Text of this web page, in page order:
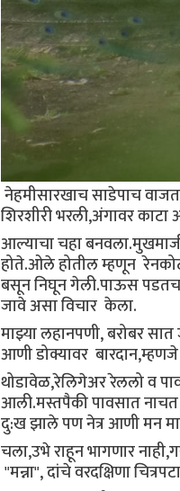
नेहमीसारखाच साडेपाच
शिरशीरी भरली,अंगावर काटा
आल्याचा चहा
होते.ओले होतील म्हणून
बसून निघून गेली.पाऊस पडतच
जावे असा विचार केला.
माझ्या लहानपणी, बरोबर
आणी डोक्यावर
थोडावेळ,रेलिगेअर रेललो व
आली.मस्तपैकी पावसात नाचत
दु:ख झाले पण नेत्र आणी मन
चला,उभे राहून भागणार
"मन्ना", दांचे वरदक्षिणा